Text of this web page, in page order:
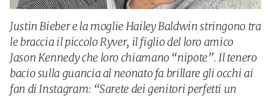
Justin Bieber e la moglie Hailey Baldwin stringono tra
le braccia il piccolo Ryver, il figlio del loro amico
Jason Kennedy che loro chiamano “nipote”. Il tenero
bacio sulla guancia al neonato fa brillare gli occhi ai
fan di Instagram: “Sarete dei genitori perfetti un